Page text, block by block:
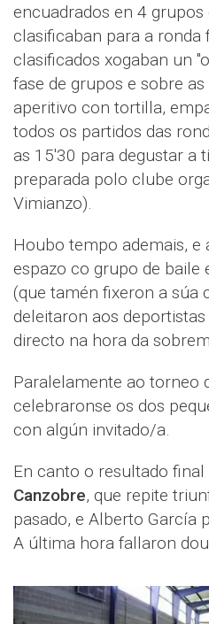
encuadrados en 4 grupos
clasificaban para a ronda
clasificados xogaban un
fase de grupos e sobre
aperitivo con tortilla,
todos os partidos das
as 15'30 para degustar a
preparada polo clube
Vimianzo).
Houbo tempo ademais,
espazo co grupo de baile
(que tamén fixeron a súa
deleitaron aos
directo na hora da
Paralelamente ao torneo
celebraronse os dos
con algún invitado/a.
En canto o resultado final
Canzobre, que repite
pasado, e Alberto García
A última hora fallaron